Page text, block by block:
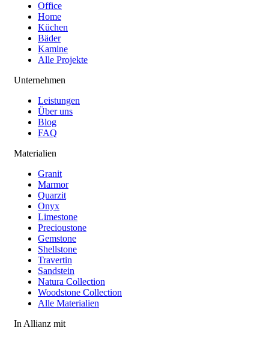
Office
Home
Küchen
Bäder
Kamine
Alle Projekte
Unternehmen
Leistungen
Über uns
Blog
FAQ
Materialien
Granit
Marmor
Quarzit
Onyx
Limestone
Precioustone
Gemstone
Shellstone
Travertin
Sandstein
Natura Collection
Woodstone Collection
Alle Materialien
In Allianz mit